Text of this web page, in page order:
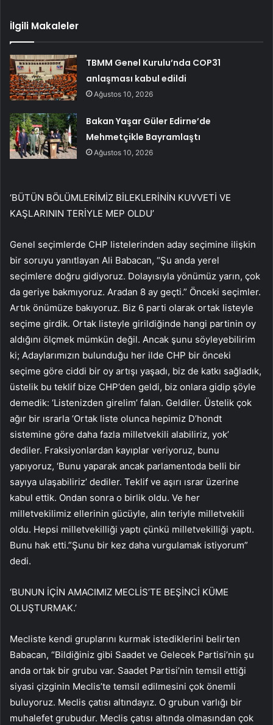
İlgili Makaleler
TBMM Genel Kurulu’nda COP31
anlaşması kabul edildi
Ağustos 10, 2026
Bakan Yaşar Güler Edirne’de
Mehmetçikle Bayramlaştı
Ağustos 10, 2026
‘BÜTÜN BÖLÜMLERİMİZ BİLEKLERİNİN KUVVETİ VE
KAŞLARININ TERİYLE MEP OLDU’
Genel seçimlerde CHP listelerinden aday seçimine ilişkin
bir soruyu yanıtlayan Ali Babacan, “Şu anda yerel
seçimlere doğru gidiyoruz. Dolayısıyla yönümüz yarın, çok
da geriye bakmıyoruz. Aradan 8 ay geçti.” Önceki seçimler.
Artık önümüze bakıyoruz. Biz 6 parti olarak ortak listeyle
seçime girdik. Ortak listeyle girildiğinde hangi partinin oy
aldığını ölçmek mümkün değil. Ancak şunu söyleyebilirim
ki; Adaylarımızın bulunduğu her ilde CHP bir önceki
seçime göre ciddi bir oy artışı yaşadı, biz de katkı sağladık,
üstelik bu teklif bize CHP’den geldi, biz onlara gidip şöyle
demedik: ‘Listenizden girelim’ falan. Geldiler. Üstelik çok
ağır bir ısrarla ‘Ortak liste olunca hepimiz D’hondt
sistemine göre daha fazla milletvekili alabiliriz, yok’
dediler. Fraksiyonlardan kayıplar veriyoruz, bunu
yapıyoruz, ‘Bunu yaparak ancak parlamentoda belli bir
sayıya ulaşabiliriz’ dediler. Teklif ve aşırı ısrar üzerine
kabul ettik. Ondan sonra o birlik oldu. Ve her
milletvekilimiz ellerinin gücüyle, alın teriyle milletvekili
oldu. Hepsi milletvekilliği yaptı çünkü milletvekilliği yaptı.
Bunu hak etti.”Şunu bir kez daha vurgulamak istiyorum”
dedi.
‘BUNUN İÇİN AMACIMIZ MECLİS’TE BEŞİNCİ KÜME
OLUŞTURMAK.’
Mecliste kendi gruplarını kurmak istediklerini belirten
Babacan, “Bildiğiniz gibi Saadet ve Gelecek Partisi’nin şu
anda ortak bir grubu var. Saadet Partisi’nin temsil ettiği
siyasi çizginin Meclis’te temsil edilmesini çok önemli
buluyoruz. Meclis çatısı altındayız. O grubun varlığı bir
muhalefet grubudur. Meclis çatısı altında olmasından çok